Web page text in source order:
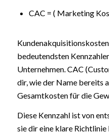
CAC = ( Marketing
bedeutendsten
Unternehmen. CAC
dir, wie der Name bereits
Gesamtkosten für die
Diese Kennzahl ist von
sie dir eine klare Richtlinie